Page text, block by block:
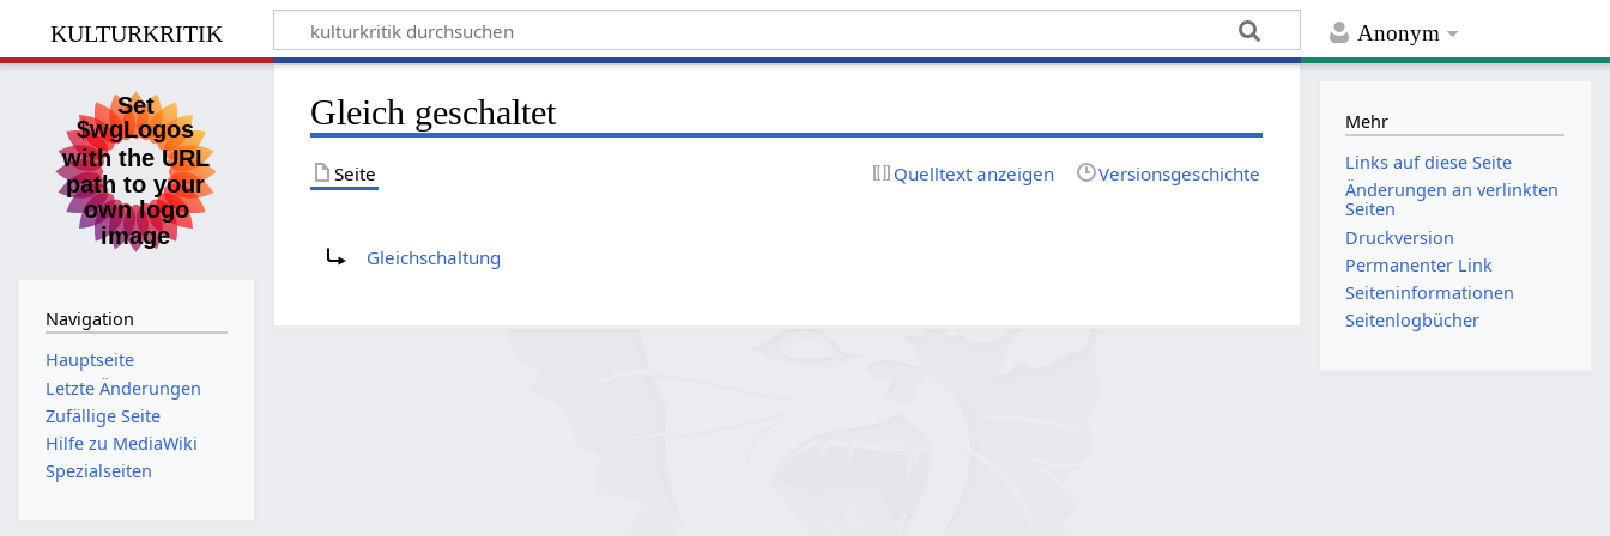
Anonym
kulturkritik
Gleich geschaltet
Seite Quelltext anzeigen Versionsgeschichte
Gleichschaltung
Navigation
Hauptseite
Letzte Änderungen
Zufällige Seite
Hilfe zu MediaWiki
Spezialseiten
Mehr
Links auf diese Seite
Änderungen an verlinkten
Seiten
Druckversion
Permanenter Link
Seiten­­informationen
Seitenlogbücher